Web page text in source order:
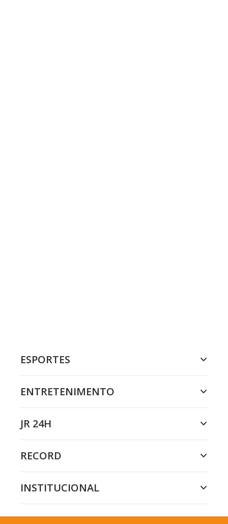
ESPORTES
ENTRETENIMENTO
JR 24H
RECORD
INSTITUCIONAL